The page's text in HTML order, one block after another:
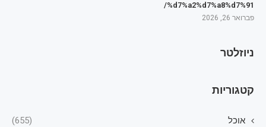
%d7%a2%d7%a8%d7%91/
פברואר 26, 2026
ניוזלטר
קטגוריות
אוכל (655)